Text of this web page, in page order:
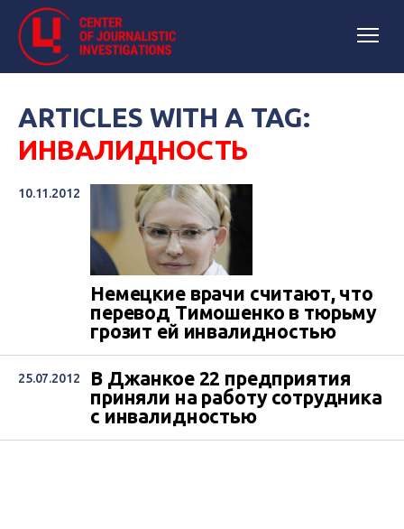
ARTICLES WITH A TAG:
ИНВАЛИДНОСТЬ
10.11.2012
Немецкие врачи считают, что
перевод Тимошенко в тюрьму
грозит ей инвалидностью
25.07.2012
В Джанкое 22 предприятия
приняли на работу сотрудника
с инвалидностью